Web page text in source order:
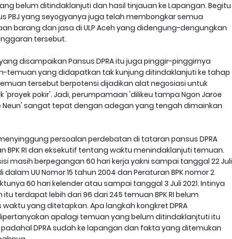
belum ditindaklanjuti dan hasil tinjauan ke Lapangan. Begitu
PBJ yang seyogyanya juga telah membongkar semua
barang dan jasa di ULP Aceh yang didengung-dengungkan
tersebut.
disampaikan Pansus DPRA itu juga pinggir-pinggirnya
temuan yang didapatkan tak kunjung ditindaklanjuti ke tahap
tersebut berpotensi dijadikan alat negosiasi untuk
'proyek pokir'. Jadi, perumpamaan 'dilikeu tampa Ngon Jaroe
Neun' sangat tepat dengan adegan yang tengah dimainkan
persoalan perdebatan di tataran pansus DPRA
BPK RI dan eksekutif tentang waktu menindaklanjuti temuan.
masih berpegangan 60 hari kerja yakni sampai tanggal 22 Juli
dalam UU Nomor 15 tahun 2004 dan Peraturan BPK nomor 2
60 hari kelender atau sampai tanggal 3 Juli 2021. Intinya
terdapat lebih dari 96 dari 245 temuan BPK RI belum
yang ditetapkan. Apa langkah kongkret DPRA
apalagi temuan yang belum ditindaklanjtuti itu
DPRA sudah ke lapangan dan fakta yang ditemukan